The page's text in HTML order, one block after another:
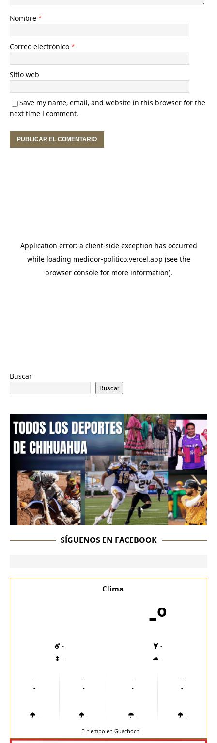
Nombre *
Correo electrónico *
Sitio web
Save my name, email, and website in this browser for the
next time I comment.
Buscar
Buscar
SÍGUENOS EN FACEBOOK
Clima
-º
-
-
-
-
-
-
-
-
-
-
-
-
-
-
-
-
El tiempo en Guachochi